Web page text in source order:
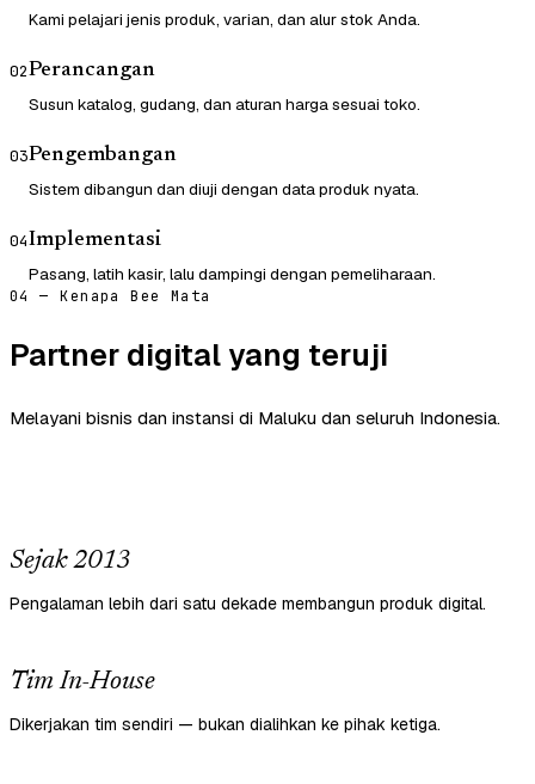
Kami pelajari jenis produk, varian, dan alur stok Anda.
02Perancangan
Susun katalog, gudang, dan aturan harga sesuai toko.
03Pengembangan
Sistem dibangun dan diuji dengan data produk nyata.
04Implementasi
Pasang, latih kasir, lalu dampingi dengan pemeliharaan.
04 — Kenapa Bee Mata
Partner digital yang teruji
Melayani bisnis dan instansi di Maluku dan seluruh Indonesia.
Sejak 2013
Pengalaman lebih dari satu dekade membangun produk digital.
Tim In-House
Dikerjakan tim sendiri — bukan dialihkan ke pihak ketiga.